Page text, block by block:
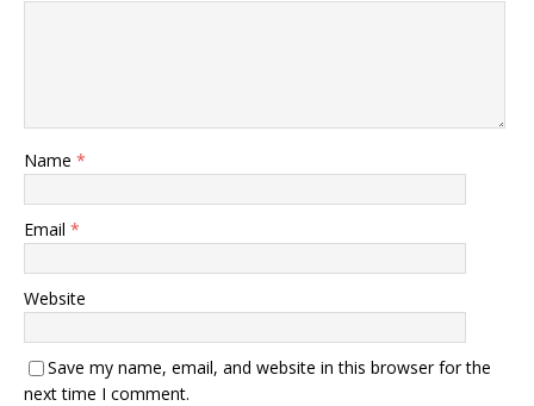
Name *
Email *
Website
Save my name, email, and website in this browser for the
next time I comment.